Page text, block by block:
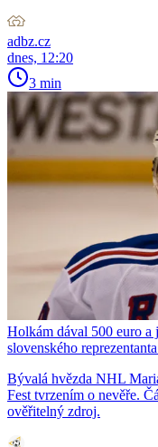
adbz.cz
dnes, 12:20
3 min
Holkám dával 500 euro a
slovenského
Bývalá hvězda NHL
Fest tvrzením o nevěře.
ověřitelný zdroj.